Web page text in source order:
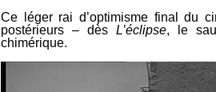
Ce léger rai d’optimisme final du
postérieurs – dès L’éclipse, le
chimérique.